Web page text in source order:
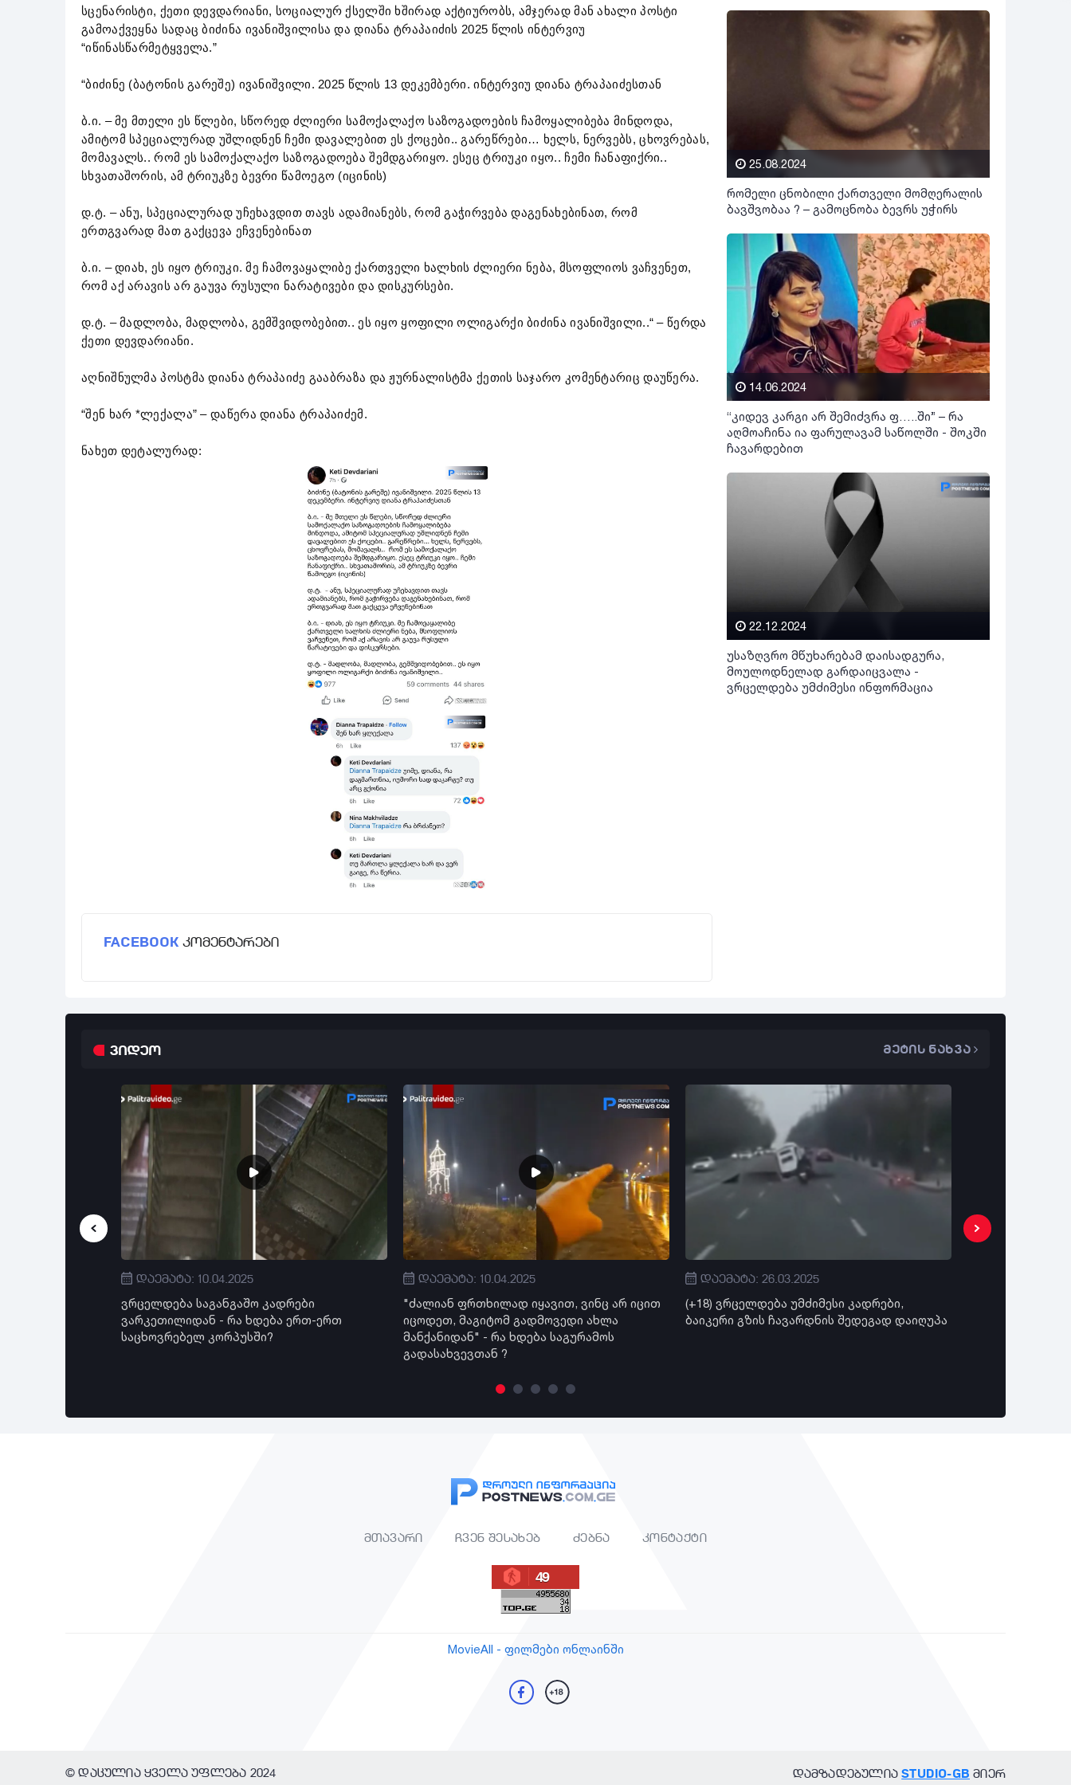
სცენარისტი, ქეთი დევდარიანი, სოციალურ ქსელში ხშირად აქტიურობს, ამჯერად მან ახალი პოსტი
გამოაქვეყნა სადაც ბიძინა ივანიშვილისა და დიანა ტრაპაიძის 2025 წლის ინტერვიუ
“იწინასწარმეტყველა.”
“ბიძინე (ბატონის გარეშე) ივანიშვილი. 2025 წლის 13 დეკემბერი. ინტერვიუ დიანა ტრაპაიძესთან
ბ.ი. – მე მთელი ეს წლები, სწორედ ძლიერი სამოქალაქო საზოგადოების ჩამოყალიბება მინდოდა,
ამიტომ სპეციალურად უშლიდნენ ჩემი დავალებით ეს ქოცები.. გარეწრები… ხელს, ნერვებს, ცხოვრებას,
მომავალს.. რომ ეს სამოქალაქო საზოგადოება შემდგარიყო. ესეც ტრიუკი იყო.. ჩემი ჩანაფიქრი..
სხვათაშორის, ამ ტრიუკზე ბევრი წამოეგო (იცინის)
დ.ტ. – ანუ, სპეციალურად უჩეხავდით თავს ადამიანებს, რომ გაჭირვება დაგენახებინათ, რომ
ერთგვარად მათ გაქცევა ეჩვენებინათ
ბ.ი. – დიახ, ეს იყო ტრიუკი. მე ჩამოვაყალიბე ქართველი ხალხის ძლიერი ნება, მსოფლიოს ვაჩვენეთ,
რომ აქ არავის არ გაუვა რუსული ნარატივები და დისკურსები.
დ.ტ. – მადლობა, მადლობა, გემშვიდობებით.. ეს იყო ყოფილი ოლიგარქი ბიძინა ივანიშვილი..“ – წერდა
ქეთი დევდარიანი.
აღნიშნულმა პოსტმა დიანა ტრაპაიძე გააბრაზა და ჟურნალისტმა ქეთის საჯარო კომენტარიც დაუწერა.
“შენ ხარ *ლექალა” – დაწერა დიანა ტრაპაიძემ.
ნახეთ დეტალურად:
FACEBOOK კომენტარები
25.08.2024
რომელი ცნობილი ქართველი მომღერალის
ბავშვობაა ? – გამოცნობა ბევრს უჭირს
14.06.2024
“კიდევ კარგი არ შემიძვრა ფ…..ში” – რა
აღმოაჩინა ია ფარულავამ საწოლში - შოკში
ჩავარდებით
22.12.2024
უსაზღვრო მწუხარებამ დაისადგურა,
მოულოდნელად გარდაიცვალა -
ვრცელდება უმძიმესი ინფორმაცია
ვიდეო მეტის ნახვა
დაემატა: 10.04.2025
ვრცელდება საგანგაშო კადრები
ვარკეთილიდან - რა ხდება ერთ-ერთ
საცხოვრებელ კორპუსში?
დაემატა: 10.04.2025
"ძალიან ფრთხილად იყავით, ვინც არ იცით
იცოდეთ, მაგიტომ გადმოვედი ახლა
მანქანიდან" - რა ხდება საგურამოს
გადასახვევთან ?
დაემატა: 26.03.2025
(+18) ვრცელდება უმძიმესი კადრები,
ბაიკერი გზის ჩავარდნის შედეგად დაიღუპა
მთავარი ჩვენ შესახებ ძებნა კონტაქტი
49
MovieAll - ფილმები ონლაინში
დამზადებულიაSTUDIO-GB მიერ
© დაცულია ყველა უფლება 2024